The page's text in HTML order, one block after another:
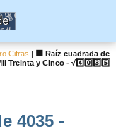
Cifras |
🟦 Raíz cuadrada de
Treinta y Cinco - √4️⃣0️⃣3️⃣5️⃣
4035 -